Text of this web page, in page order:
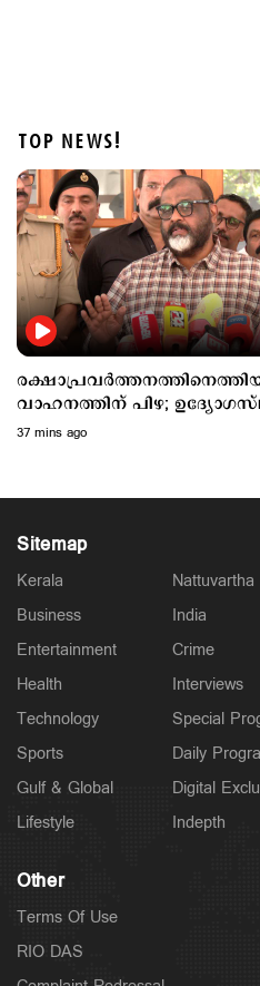
Latest
അര്‍ജുന്‍
വരുന്നു; നിയമോപദേശം
2 hours ago
Latest
അധിക്ഷേപ പരാമർശത്തിൽ
4 hours ago
TOP NEWS!
വാഹനത്തിന് പിഴ;
അമിതാധികാരം
37 mins ago
Sitemap
Kerala
Business
Entertainment
Health
Technology
Sports
Gulf & Global
Lifestyle
Nattuvartha
India
Crime
Interviews
Special
Daily
Digital
Indepth
Other
Terms Of Use
RIO DAS